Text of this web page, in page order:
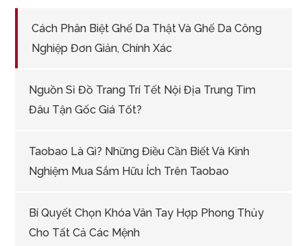
Cách Phân Biệt Ghế Da Thật Và Ghế Da Công
Nghiệp Đơn Giản, Chính Xác
Nguồn Sỉ Đồ Trang Trí Tết Nội Địa Trung Tìm
Đâu Tận Gốc Giá Tốt?
Taobao Là Gì? Những Điều Cần Biết Và Kinh
Nghiệm Mua Sắm Hữu Ích Trên Taobao
Bí Quyết Chọn Khóa Vân Tay Hợp Phong Thủy
Cho Tất Cả Các Mệnh